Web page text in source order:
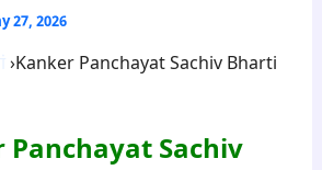
27, 2026
›Kanker Panchayat Sachiv Bharti
Panchayat Sachiv